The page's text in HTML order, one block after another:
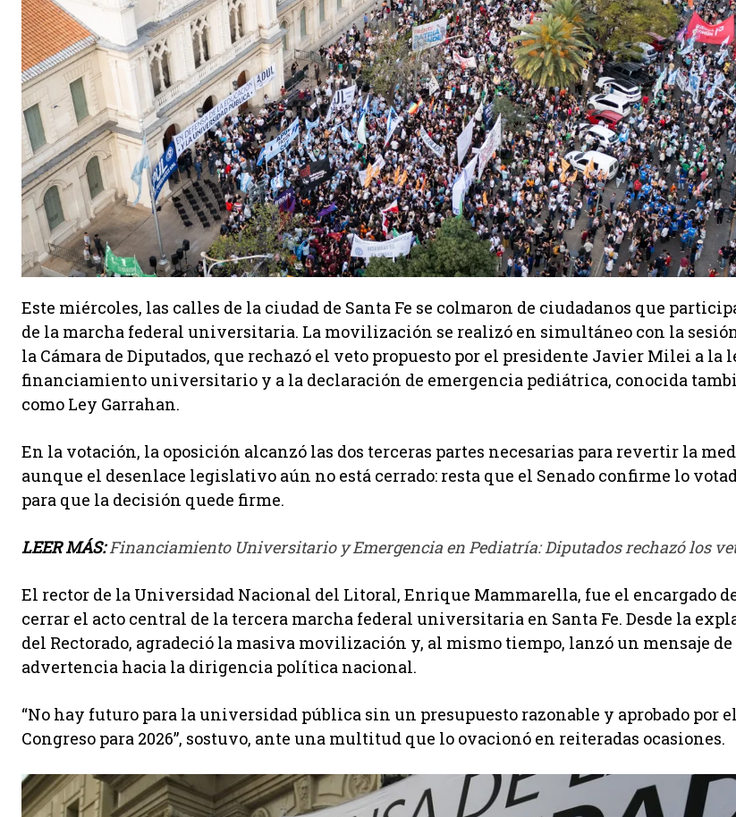
Este miércoles, las calles de la ciudad de Santa Fe se colmaron de ciudadanos que
de la marcha federal universitaria. La movilización se realizó en simultáneo con la
la Cámara de Diputados, que rechazó el veto propuesto por el presidente Javier Milei a la
financiamiento universitario y a la declaración de emergencia pediátrica, conocida
como Ley Garrahan.
En la votación, la oposición alcanzó las dos terceras partes necesarias para revertir la
aunque el desenlace legislativo aún no está cerrado: resta que el Senado confirme lo
para que la decisión quede firme.
LEER MÁS:Financiamiento Universitario y Emergencia en Pediatría: Diputados rechazó los
El rector de la Universidad Nacional del Litoral, Enrique Mammarella, fue el encargado
cerrar el acto central de la tercera marcha federal universitaria en Santa Fe. Desde la
del Rectorado, agradeció la masiva movilización y, al mismo tiempo, lanzó un mensaje de
advertencia hacia la dirigencia política nacional.
“No hay futuro para la universidad pública sin un presupuesto razonable y aprobado por el
Congreso para 2026”, sostuvo, ante una multitud que lo ovacionó en reiteradas ocasiones.